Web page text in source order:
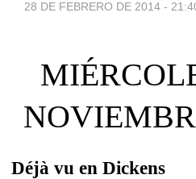
28 DE FEBRERO DE 2014 -
Déjà vu en Dickens